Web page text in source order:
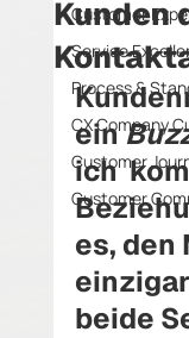
Customer
Service
Process &
CX Company
Customer
Customer
Kunden
ein
ich
es, den
beide